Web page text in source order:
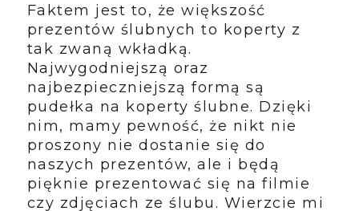
Faktem jest to, że większość
prezentów ślubnych to koperty z
tak zwaną wkładką.
Najwygodniejszą oraz
najbezpieczniejszą formą są
pudełka na koperty ślubne. Dzięki
nim, mamy pewność, że nikt nie
proszony nie dostanie się do
naszych prezentów, ale i będą
pięknie prezentować się na filmie
czy zdjęciach ze ślubu. Wierzcie mi